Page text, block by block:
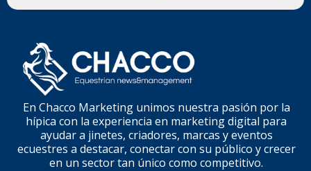
En Chacco Marketing unimos nuestra pasión por la
hípica con la experiencia en marketing digital para
ayudar a jinetes, criadores, marcas y eventos
ecuestres a destacar, conectar con su público y crecer
en un sector tan único como competitivo.